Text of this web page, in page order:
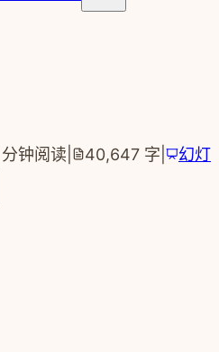
分钟阅读 40,647 字
幻灯